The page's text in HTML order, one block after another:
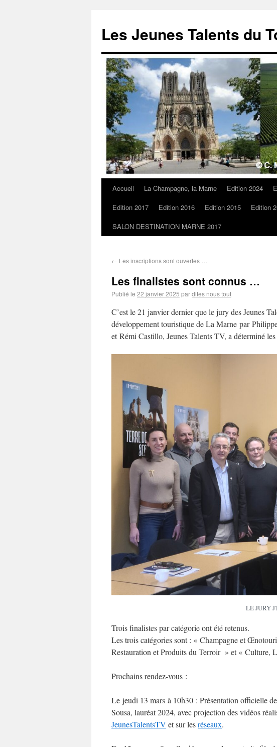
Les Jeunes Talents du
Accueil La Champagne, la Marne Edition 2024
Edition 2017
Edition 2016 Edition 2015 Edition
SALON DESTINATION MARNE 2017
← Les inscriptions sont ouvertes …
Les finalistes sont connus …
Publié le 22 janvier 2025 pardites nous tout
C’est le 21 janvier dernier que le jury des Jeunes
développement touristique de La Marne par
et Rémi Castillo, Jeunes Talents TV, a déterminé
LE JURY
Trois finalistes par catégorie ont été retenus.
Les trois catégories sont : « Champagne et
Restauration et Produits du Terroir » et « Culture,
Prochains rendez-vous :
Le jeudi 13 mars à 10h30 : Présentation officielle
Sousa, lauréat 2024, avec projection des vidéos
JeunesTalentsTV et sur lesréseaux.